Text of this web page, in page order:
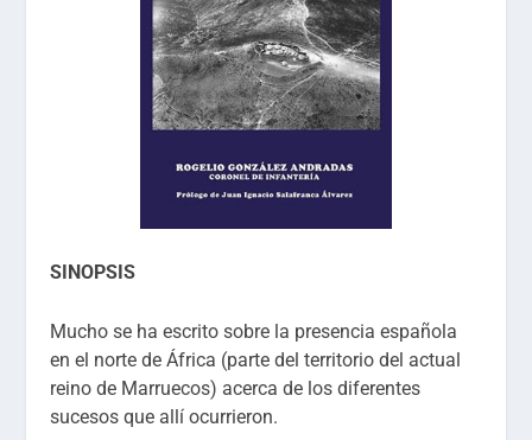
SINOPSIS
Mucho se ha escrito sobre la presencia española
en el norte de África (parte del territorio del actual
reino de Marruecos) acerca de los diferentes
sucesos que allí ocurrieron.